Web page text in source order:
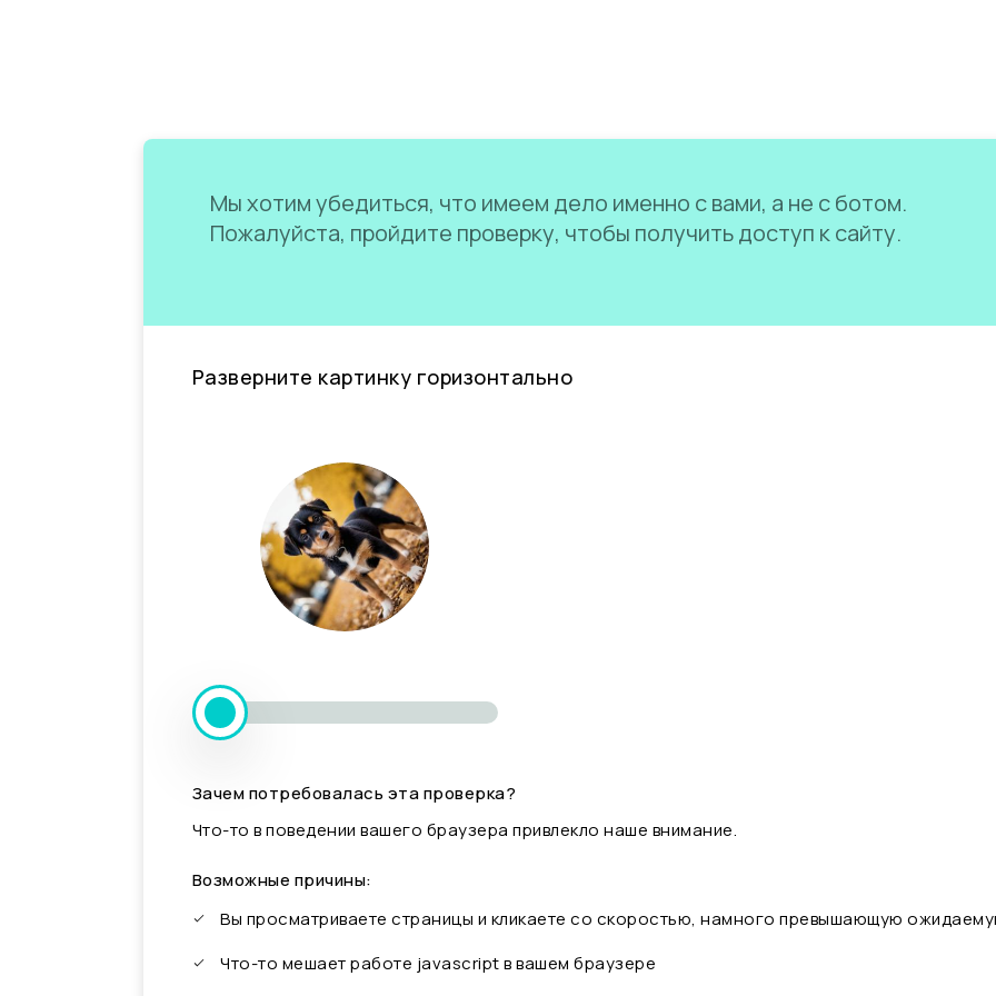
Мы хотим убедиться, что имеем дело именно с вами, а не с ботом.
Пожалуйста, пройдите проверку, чтобы получить доступ к сайту.
Разверните картинку горизонтально
Зачем потребовалась эта проверка?
Что-то в поведении вашего браузера привлекло наше внимание.
Возможные причины:
Вы просматриваете страницы и кликаете со скоростью, намного превышающую
Что-то мешает работе javascript в вашем браузере